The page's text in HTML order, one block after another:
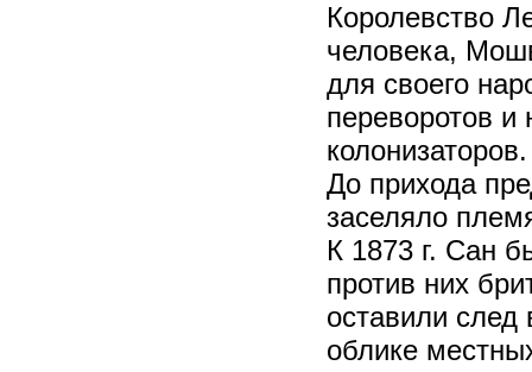
Королевство
человека,
для своего
переворотов
колонизаторов.
До прихода
заселяло
К 1873 г. Сан
против них
оставили след
облике